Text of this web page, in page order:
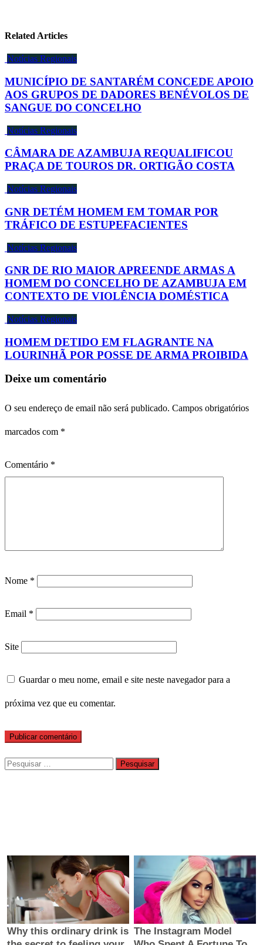
Related Articles
Notícias Regionais
MUNICÍPIO DE SANTARÉM CONCEDE APOIO
AOS GRUPOS DE DADORES BENÉVOLOS DE
SANGUE DO CONCELHO
Notícias Regionais
CÂMARA DE AZAMBUJA REQUALIFICOU
PRAÇA DE TOUROS DR. ORTIGÃO COSTA
Notícias Regionais
GNR DETÉM HOMEM EM TOMAR POR
TRÁFICO DE ESTUPEFACIENTES
Notícias Regionais
GNR DE RIO MAIOR APREENDE ARMAS A
HOMEM DO CONCELHO DE AZAMBUJA EM
CONTEXTO DE VIOLÊNCIA DOMÉSTICA
Notícias Regionais
HOMEM DETIDO EM FLAGRANTE NA
LOURINHÃ POR POSSE DE ARMA PROIBIDA
Deixe um comentário
O seu endereço de email não será publicado. Campos obrigatórios
marcados com *
Comentário *
Nome *
Email *
Site
Guardar o meu nome, email e site neste navegador para a
próxima vez que eu comentar.
Pesquisar
por: